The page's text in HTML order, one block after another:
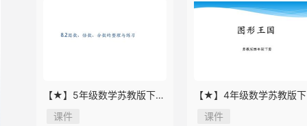
【★】5年级数学苏教版下册
课件第8单元《单元复习》
课件
【★】4年级数学苏教版
课件第9单元《单元复习》
课件